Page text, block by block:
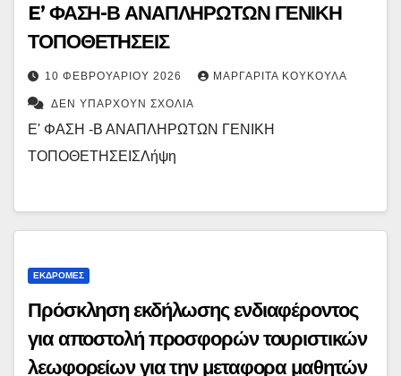
E’ ΦΑΣΗ-Β ΑΝΑΠΛΗΡΩΤΩΝ ΓΕΝΙΚΗ
ΤΟΠΟΘΕΤΗΣΕΙΣ
10 ΦΕΒΡΟΥΑΡΊΟΥ 2026 ΜΑΡΓΑΡΊΤΑ ΚΟΥΚΟΎΛΑ
ΔΕΝ ΥΠΆΡΧΟΥΝ ΣΧΌΛΙΑ
E' ΦΑΣΗ -Β ΑΝΑΠΛΗΡΩΤΩΝ ΓΕΝΙΚΗ
ΤΟΠΟΘΕΤΗΣΕΙΣΛήψη
ΕΚΔΡΟΜΈΣ
Πρόσκληση εκδήλωσης ενδιαφέροντος
για αποστολή προσφορών τουριστικών
λεωφορείων για την μεταφορα μαθητών